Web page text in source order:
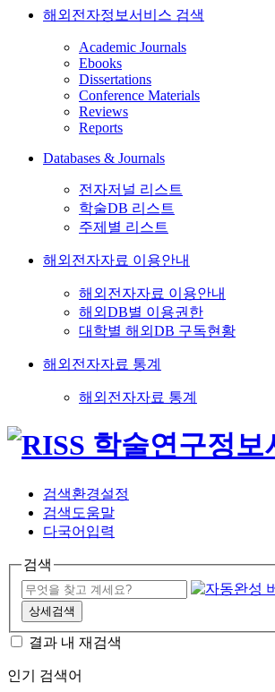
해외전자정보서비스 검색
Academic Journals
Ebooks
Dissertations
Conference Materials
Reviews
Reports
Databases & Journals
전자저널 리스트
학술DB 리스트
주제별 리스트
해외전자자료 이용안내
해외전자자료 이용안내
해외DB별 이용권한
대학별 해외DB 구독현황
해외전자자료 통계
해외전자자료 통계
검색환경설정
검색도움말
다국어입력
검색
상세검색
결과 내 재검색
인기 검색어